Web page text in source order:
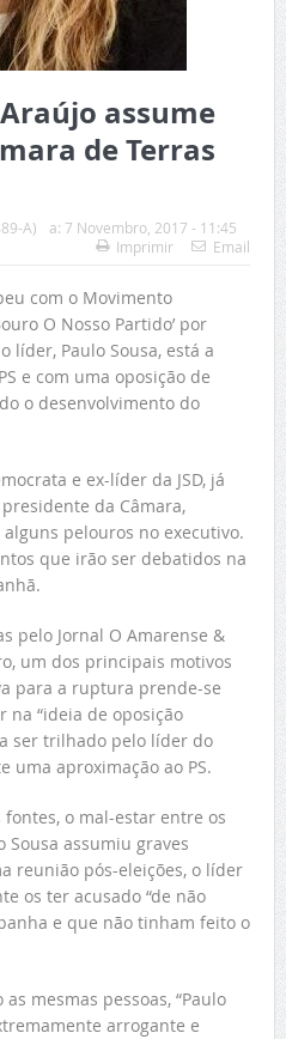
assume
de Terras
A) a: 7 Novembro, 2017 - 11:45
Imprimir
Email
com o Movimento
O Nosso Partido’ por
líder, Paulo Sousa, está a
e com uma oposição de
o desenvolvimento do
e ex-líder da JSD, já
da Câmara,
pelouros no executivo.
que irão ser debatidos na
pelo Jornal O Amarense &
um dos principais motivos
para a ruptura prende-se
na “ideia de oposição
ser trilhado pelo líder do
uma aproximação ao PS.
o mal-estar entre os
Sousa assumiu graves
reunião pós-eleições, o líder
os ter acusado “de não
e que não tinham feito o
mesmas pessoas, “Paulo
arrogante e